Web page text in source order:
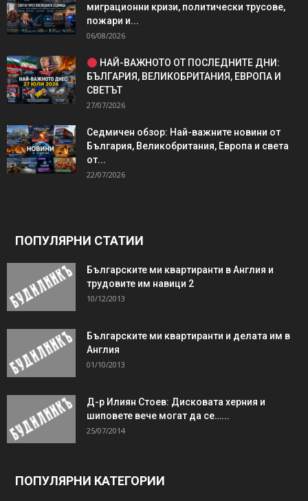
миграционни кризи, политически трусове,
пожари и...
06/08/2026
НАЙ-ВАЖНОТО ОТ ПОСЛЕДНИТЕ ДНИ:
БЪЛГАРИЯ, ВЕЛИКОБРИТАНИЯ, ЕВРОПА И
СВЕТЪТ
27/07/2026
Седмичен обзор: Най-важните новини от
България, Великобритания, Европа и света
от...
22/07/2026
ПОПУЛЯРНИ СТАТИИ
Българските ми квартиранти в Англия и
трудовите им навици 2
10/12/2013
Българските ми квартиранти и делата им в
Англия
01/10/2013
Д-р Илиян Стоев: Дисковата херния и
шиповете вече могат да се…...
25/07/2014
ПОПУЛЯРНИ КАТЕГОРИИ